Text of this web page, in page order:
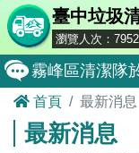
臺中垃圾
瀏覽人次：
霧峰區清潔隊
大肚區清潔隊
北屯區清潔隊
首頁 最新消息
最新消息